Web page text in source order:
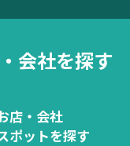
会社を探す
店・会社
ポットを探す